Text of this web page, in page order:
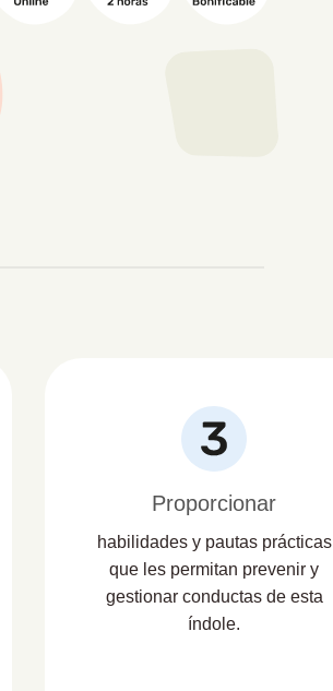
Proporcionar
habilidades y pautas prácticas
que les permitan prevenir y
gestionar conductas de esta
índole.